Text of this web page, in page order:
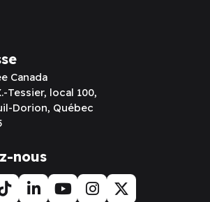
Canada
Tessier, local 100,
Dorion, Québec
nous